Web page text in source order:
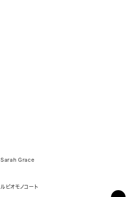
Sarah Grace
ルビオモノコート